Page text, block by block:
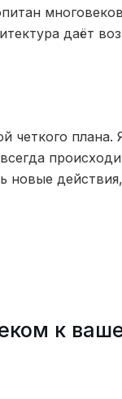
даёт
четкого плана.
новые
к